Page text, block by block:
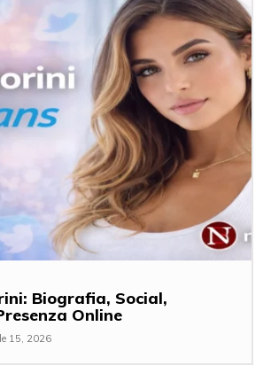
Biografia, Social,
Online
15, 2026